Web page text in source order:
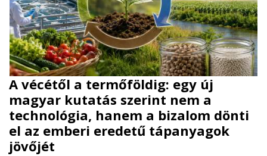
A vécétől a termőföldig: egy új
magyar kutatás szerint nem a
technológia, hanem a bizalom dönti
el az emberi eredetű tápanyagok
jövőjét